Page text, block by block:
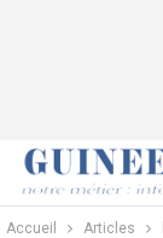
Accueil Articles